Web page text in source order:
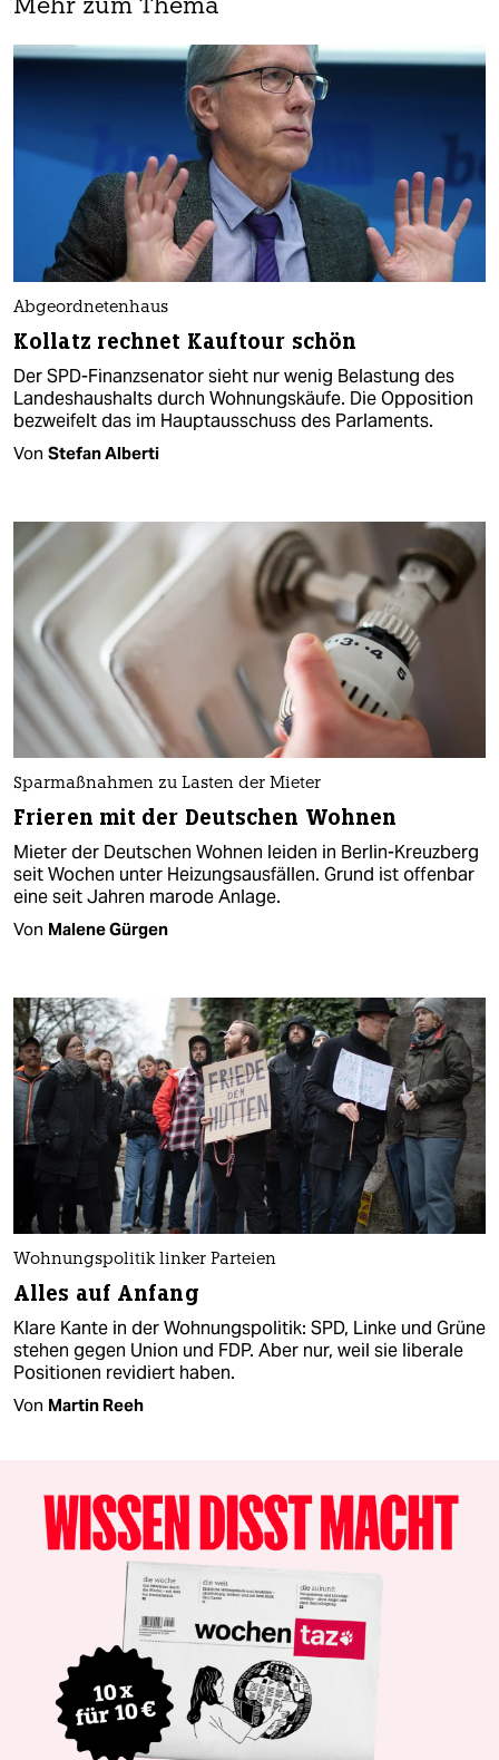
Mehr zum Thema
Abgeordnetenhaus
Kollatz rechnet Kauftour schön
Der SPD-Finanzsenator sieht nur wenig Belastung des
Landeshaushalts durch Wohnungskäufe. Die Opposition
bezweifelt das im Hauptausschuss des Parlaments.
Von Stefan Alberti
Sparmaßnahmen zu Lasten der Mieter
Frieren mit der Deutschen Wohnen
Mieter der Deutschen Wohnen leiden in Berlin-Kreuzberg
seit Wochen unter Heizungsausfällen. Grund ist offenbar
eine seit Jahren marode Anlage.
Von Malene Gürgen
Wohnungspolitik linker Parteien
Alles auf Anfang
Klare Kante in der Wohnungspolitik: SPD, Linke und Grüne
stehen gegen Union und FDP. Aber nur, weil sie liberale
Positionen revidiert haben.
Von Martin Reeh